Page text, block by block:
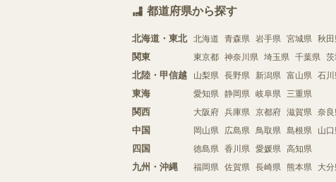
都道府県から探す
北海道・東北 北海道 青森県 岩手県 宮城県 秋
関東 東京都 神奈川県 埼玉県 千葉県
北陸・甲信越 山梨県 長野県 新潟県 富山県 石
東海 愛知県 静岡県 岐阜県 三重県
関西 大阪府 兵庫県 京都府 滋賀県 奈
中国 岡山県 広島県 鳥取県 島根県 山
四国 徳島県 香川県 愛媛県 高知県
九州・沖縄 福岡県 佐賀県 長崎県 熊本県 大